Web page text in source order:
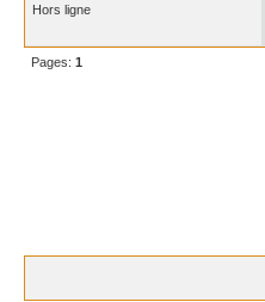
Hors ligne
Pages: 1